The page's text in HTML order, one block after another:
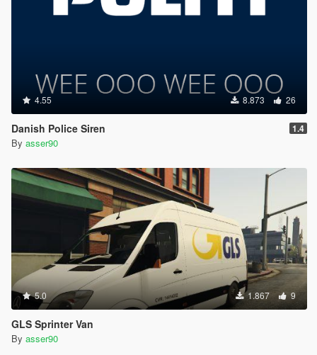
4.55 8.873 26
Danish Police Siren 1.4
By asser90
5.0 1.867 9
GLS Sprinter Van
By asser90